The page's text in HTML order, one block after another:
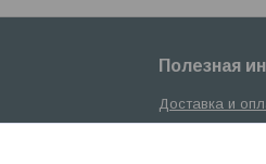
Полезная
Доставка и